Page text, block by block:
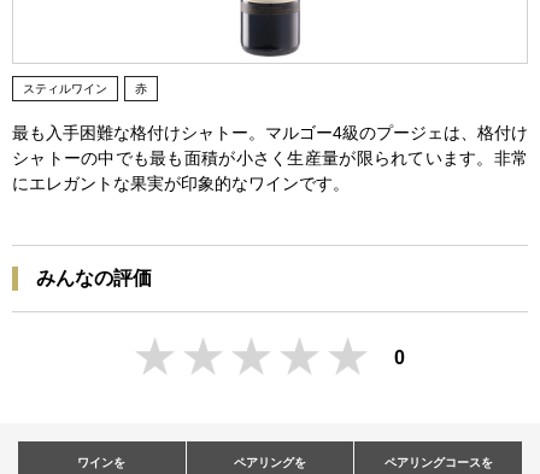
スティルワイン 赤
最も入手困難な格付けシャトー。マルゴー4級のプージェは、格付け
シャトーの中でも最も面積が小さく生産量が限られています。非常
にエレガントな果実が印象的なワインです。
みんなの評価
0
ワインを
ペアリングを
ペアリングコースを